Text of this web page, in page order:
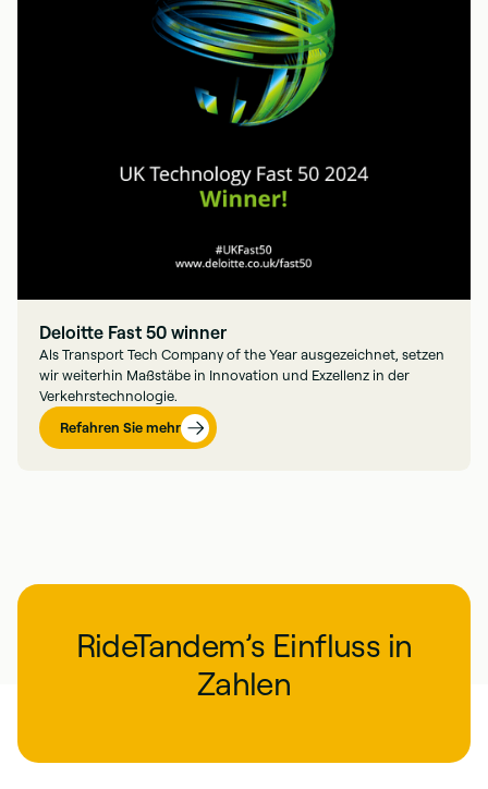
Deloitte Fast 50 winner
Als Transport Tech Company of the Year ausgezeichnet, setzen
wir weiterhin Maßstäbe in Innovation und Exzellenz in der
Verkehrstechnologie.
Refahren Sie mehr
RideTandem’s Einfluss in
Zahlen